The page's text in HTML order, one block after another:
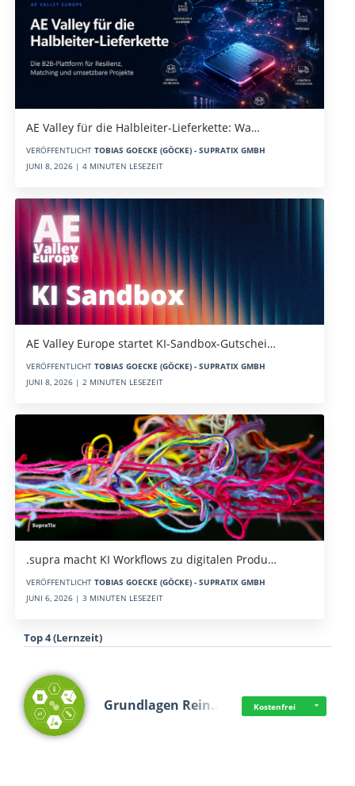
AE Valley für die Halbleiter-Lieferkette: Wa…
VERÖFFENTLICHT TOBIAS GOECKE (GÖCKE) - SUPRATIX GMBH
JUNI 8, 2026 | 4 MINUTEN LESEZEIT
AE Valley Europe startet KI-Sandbox-Gutschei…
VERÖFFENTLICHT TOBIAS GOECKE (GÖCKE) - SUPRATIX GMBH
JUNI 8, 2026 | 2 MINUTEN LESEZEIT
.supra macht KI Workflows zu digitalen Produ…
VERÖFFENTLICHT TOBIAS GOECKE (GÖCKE) - SUPRATIX GMBH
JUNI 6, 2026 | 3 MINUTEN LESEZEIT
Top 4 (Lernzeit)
Grundlagen Rein… Kostenfrei